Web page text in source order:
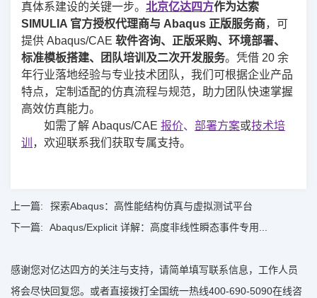
真体系建设的关键一步。 北京亿达四方作为达索
SIMULIA 官方授权代理商与 Abaqus 正版服务商，可
提供 Abaqus/CAE 软件咨询、正版采购、环境部署、
标准模板搭建、团队培训及二次开发服务。凭借 20 余
年行业落地经验与专业技术团队，我们可根据企业产品
特点，定制适配的仿真流程与规范，助力团队快速掌握
高效仿真能力。
如需了解 Abaqus/CAE 报价、 部署方案或技术培
训 ，欢迎联系我们获取专属支持。
上一篇:
探索Abaqus：高性能结构仿真与虚拟测试平台
下一篇:
Abaqus/Explicit 详解：高度非线性瞬态事件专用...
感谢您对亿达四方的关注与支持，请简单填写联系信息，工作人员
将会尽快回复您。或者直接拨打全国统一热线400-690-5090在线咨